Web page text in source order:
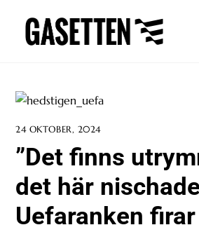
content
24 OKTOBER, 2024
”Det finns
det här
Uefaranken